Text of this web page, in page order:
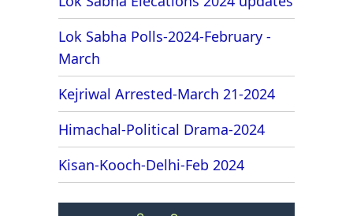
Lok Sabha Polls-2024-February -
March
Kejriwal Arrested-March 21-2024
Himachal-Political Drama-2024
Kisan-Kooch-Delhi-Feb 2024